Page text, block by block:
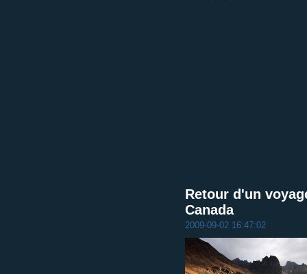
Retour d'un
Canada
2009-09-02 16:47:02